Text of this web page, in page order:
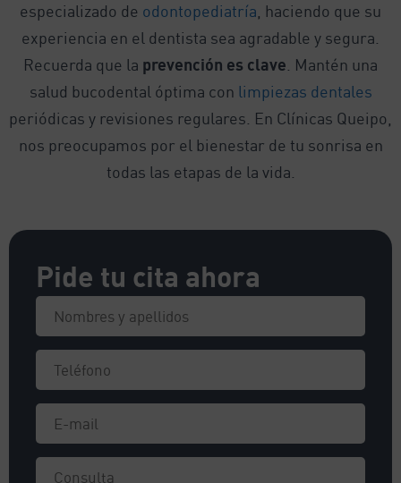
especializado de odontopediatría , haciendo que su
experiencia en el dentista sea agradable y segura.
Recuerda que la prevención es clave . Mantén una
salud bucodental óptima con limpiezas dentales
periódicas y revisiones regulares. En Clínicas Queipo,
nos preocupamos por el bienestar de tu sonrisa en
todas las etapas de la vida.
Pide tu cita ahora